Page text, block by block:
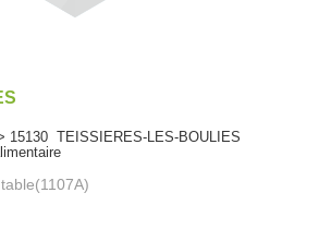
15130 TEISSIERES-LES-BOULIES